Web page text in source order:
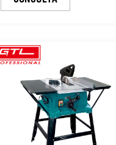
de 315 mm para cortar
001)